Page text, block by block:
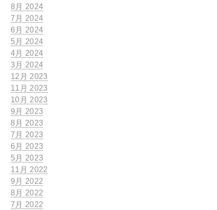
8月 2024
7月 2024
6月 2024
5月 2024
4月 2024
3月 2024
12月 2023
11月 2023
10月 2023
9月 2023
8月 2023
7月 2023
6月 2023
5月 2023
11月 2022
9月 2022
8月 2022
7月 2022